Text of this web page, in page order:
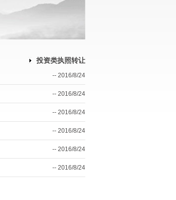
投资类执照转让
-- 2016/8/24
-- 2016/8/24
-- 2016/8/24
-- 2016/8/24
-- 2016/8/24
-- 2016/8/24